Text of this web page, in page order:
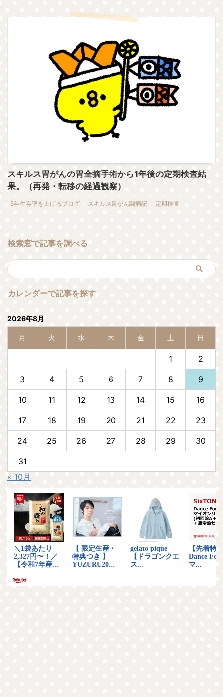
スキルス胃がんの胃全摘手術から1年後の定期検査結
果。（再発・転移の経過観察）
5年生存率を上げるブログ スキルス胃がん闘病記 定期検査
検索窓で記事を調べる
カレンダーで記事を探す
2026年8月
月 火 水 木 金 土 日
1 2
3 4 5 6 7 8 9
10 11 12 13 14 15 16
17 18 19 20 21 22 23
24 25 26 27 28 29 30
31
« 10月